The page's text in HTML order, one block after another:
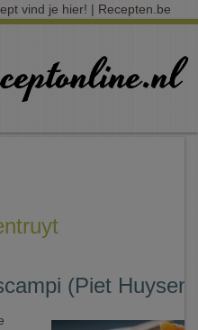
vind je hier! | Recepten.be
(Piet